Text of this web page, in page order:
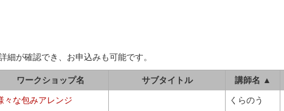
細が確認でき、お申込みも可能です。
ワークショップ名 サブタイトル 講師名 ▲
々な包みアレンジ くらのう